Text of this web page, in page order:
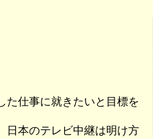
た仕事に就きたいと目標を
日本のテレビ中継は明け方